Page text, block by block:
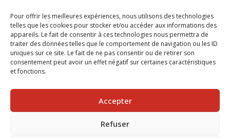
Pour offrir les meilleures expériences, nous utilisons des technologies
telles que les cookies pour stocker et/ou accéder aux informations des
appareils. Le fait de consentir à ces technologies nous permettra de
traiter des données telles que le comportement de navigation ou les ID
uniques sur ce site. Le fait de ne pas consentir ou de retirer son
consentement peut avoir un effet négatif sur certaines caractéristiques
et fonctions.
Accepter
Refuser
Samedi : Fermé
Dimanche : Fermé
© 2025 Nouvel R Formation - TOUS DROITS RÉSERVÉS -